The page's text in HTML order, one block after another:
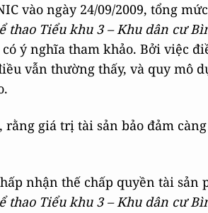
vào ngày 24/09/2009, tổng
thao Tiểu khu 3 – Khu dân cư
ý nghĩa tham khảo. Bởi việc
vẫn thường thấy, và quy mô
rằng giá trị tài sản bảo đảm
nhận thế chấp quyền tài sản
thao Tiểu khu 3 – Khu dân cư